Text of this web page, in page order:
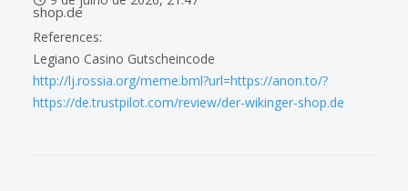
shop.de
References:
Legiano Casino Gutscheincode
http://lj.rossia.org/meme.bml?url=https://anon.to/?
https://de.trustpilot.com/review/der-wikinger-shop.de